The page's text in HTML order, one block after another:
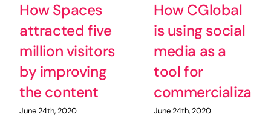
How Spaces
attracted five
million visitors
by improving
the content
June 24th, 2020
How CGlobal
is using social
media as a
tool for
June 24th, 2020